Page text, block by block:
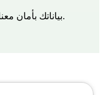
بياناتك بأمان معنا. يمكنك إلغاء الاشتراك في أي وقت.